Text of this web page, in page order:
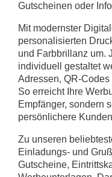
Gutscheinen oder
Mit modernster
personalisierten
und Farbbrillanz um.
individuell gestaltet
Adressen, QR-
So erreicht Ihre
Empfänger, sondern
persönlichere
Zu unseren
Einladungs- und
Gutscheine,